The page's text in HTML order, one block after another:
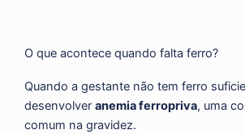
O que acontece quando falta ferro?
Quando a gestante não tem ferro
desenvolver anemia ferropriva, uma
comum na gravidez.